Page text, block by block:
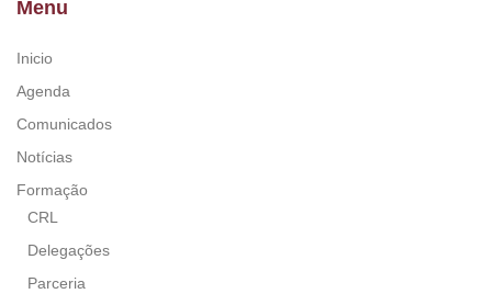
Menu
Inicio
Agenda
Comunicados
Notícias
Formação
CRL
Delegações
Parceria